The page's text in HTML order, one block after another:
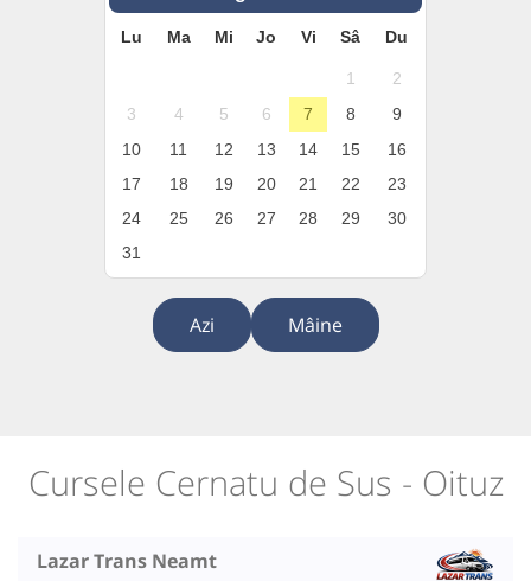
Lu Ma Mi Jo Vi Sâ Du
1
2
3
4 5 6 7 8
9
10
11 12 13 14 15
16
17
18 19 20 21 22
23
24
25 26 27 28 29
30
31
Azi Mâine
Cursele Cernatu de Sus - Oituz
Lazar Trans Neamt